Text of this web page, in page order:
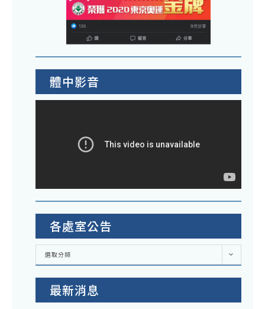
體中影音
各處室公告
各
室
選取分類
最新消息